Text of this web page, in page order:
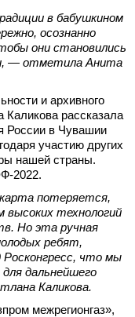
в бабушкином
осознанно
они становились
— отметила Анита
и архивного
рассказала
России в Чувашии
участию других
нашей страны.
2022.
потеряется,
технологий
Но эта ручная
ребят,
Росконгресс, что мы
дальнейшего
Каликова.
межрегионгаз»,